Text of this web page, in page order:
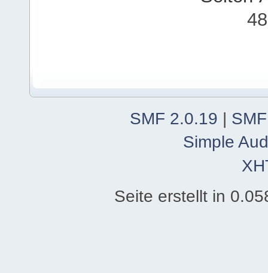
SMF 2.0.19 |
Simple
Seite erstellt in